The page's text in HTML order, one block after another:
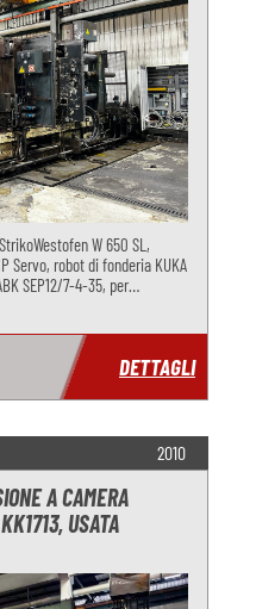
W 650 SL,
Servo, robot di fonderia KUKA
SEP12/7-4-35, per
DETTAGLI
2010
A CAMERA
USATA